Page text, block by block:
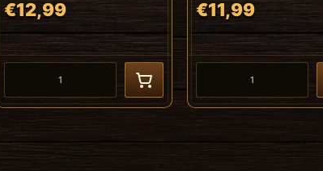
€12,99 €11,99